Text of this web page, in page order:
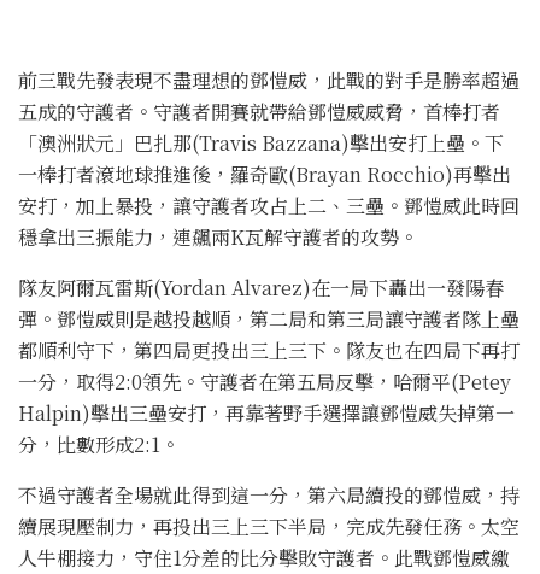
前三戰先發表現不盡理想的鄧愷威，此戰的對手是勝率超過
五成的守護者。守護者開賽就帶給鄧愷威威脅，首棒打者
「澳洲狀元」巴扎那(Travis Bazzana)擊出安打上壘。下
一棒打者滾地球推進後，羅奇歐(Brayan Rocchio)再擊出
安打，加上暴投，讓守護者攻占上二、三壘。鄧愷威此時回
穩拿出三振能力，連飆兩K瓦解守護者的攻勢。
隊友阿爾瓦雷斯(Yordan Alvarez)在一局下轟出一發陽春
彈。鄧愷威則是越投越順，第二局和第三局讓守護者隊上壘
都順利守下，第四局更投出三上三下。隊友也在四局下再打
一分，取得2:0領先。守護者在第五局反擊，哈爾平(Petey
Halpin)擊出三壘安打，再靠著野手選擇讓鄧愷威失掉第一
分，比數形成2:1。
不過守護者全場就此得到這一分，第六局續投的鄧愷威，持
續展現壓制力，再投出三上三下半局，完成先發任務。太空
人牛棚接力，守住1分差的比分擊敗守護者。此戰鄧愷威繳